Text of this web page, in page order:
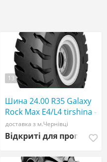
13
Шина 24.00 R35 Galaxy
Rock Max E4/L4 tirshina -
АГРОШИНА ☎️
0507773380
доставка з м.Чернівці
Відкриті для